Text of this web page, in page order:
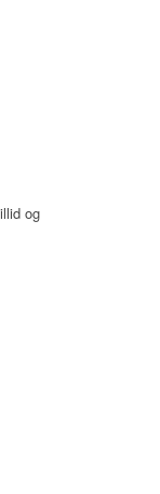
og